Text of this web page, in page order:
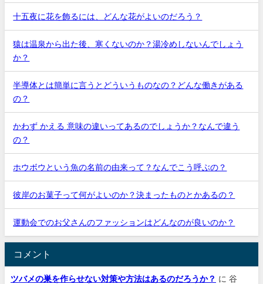
十五夜に花を飾るには、どんな花がよいのだろう？
猿は温泉から出た後、寒くないのか？湯冷めしないんでしょう
か？
半導体とは簡単に言うとどういうものなの？どんな働きがある
の？
かわず かえる 意味の違いってあるのでしょうか？なんで違う
の？
ホウボウという魚の名前の由来って？なんでこう呼ぶの？
彼岸のお菓子って何がよいのか？決まったものとかあるの？
運動会でのお父さんのファッションはどんなのが良いのか？
コメント
ツバメの巣を作らせない対策や方法はあるのだろうか？ に 谷